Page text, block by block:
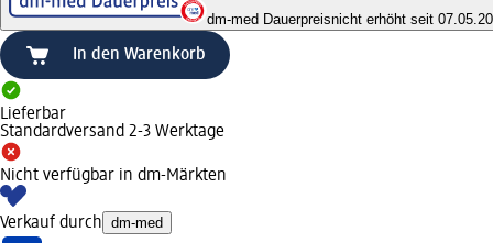
dm-med Dauerpreisnicht erhöht seit
In den Warenkorb
Lieferbar
Standardversand 2-3 Werktage
Nicht verfügbar in dm-Märkten
Verkauf durch dm-med